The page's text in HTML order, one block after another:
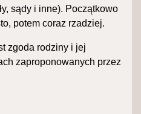
sądy i inne). Początkowo
potem coraz rzadziej.
zgoda rodziny i jej
zaproponowanych przez